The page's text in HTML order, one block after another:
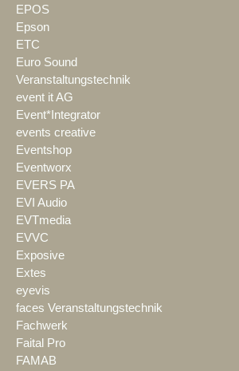
EPOS
Epson
ETC
Euro Sound
Veranstaltungstechnik
event it AG
Event*Integrator
events creative
Eventshop
Eventworx
EVERS PA
EVI Audio
EVTmedia
EVVC
Exposive
Extes
eyevis
faces Veranstaltungstechnik
Fachwerk
Faital Pro
FAMAB